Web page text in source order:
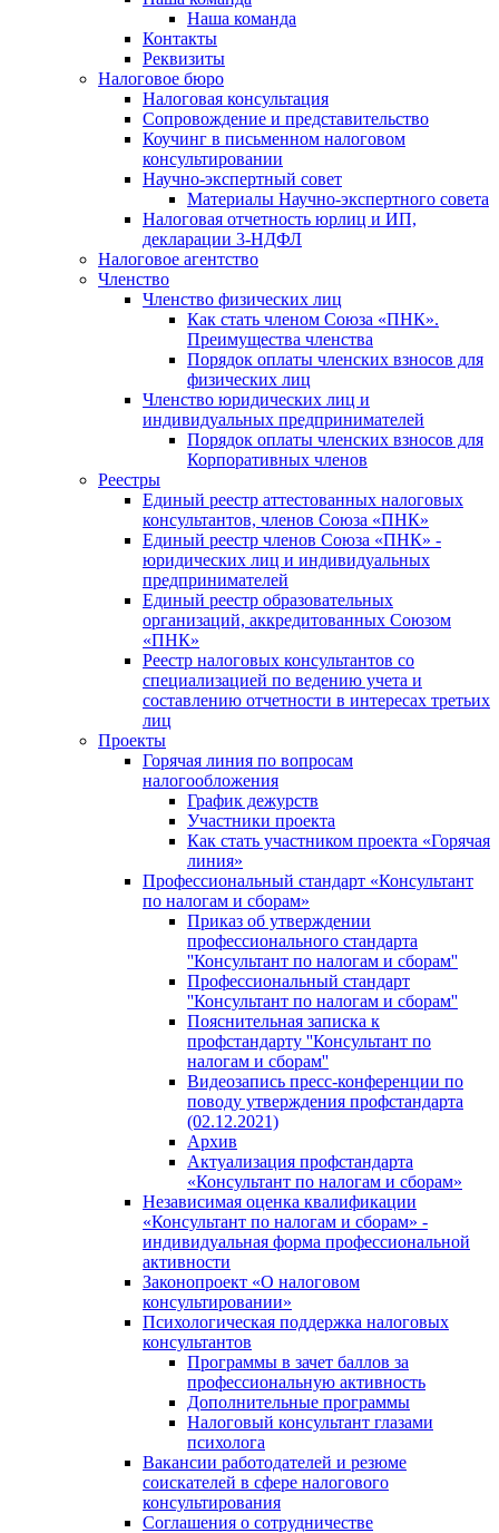
Наша команда
Контакты
Реквизиты
Налоговое бюро
Налоговая консультация
Cопровождение и представительство
Коучинг в письменном налоговом
консультировании
Научно-экспертный совет
Материалы Научно-экспертного совета
Налоговая отчетность юрлиц и ИП,
декларации 3-НДФЛ
Налоговое агентство
Членство
Членство физических лиц
Как стать членом Союза «ПНК».
Преимущества членства
Порядок оплаты членских взносов для
физических лиц
Членство юридических лиц и
индивидуальных предпринимателей
Порядок оплаты членских взносов для
Корпоративных членов
Реестры
Единый реестр аттестованных налоговых
консультантов, членов Союза «ПНК»
Единый реестр членов Союза «ПНК» -
юридических лиц и индивидуальных
предпринимателей
Единый реестр образовательных
организаций, аккредитованных Союзом
«ПНК»
Реестр налоговых консультантов со
специализацией по ведению учета и
составлению отчетности в интересах третьих
лиц
Проекты
Горячая линия по вопросам
налогообложения
График дежурств
Участники проекта
Как стать участником проекта «Горячая
линия»
Профессиональный стандарт «Консультант
по налогам и сборам»
Приказ об утверждении
профессионального стандарта
''Консультант по налогам и сборам''
Профессиональный стандарт
''Консультант по налогам и сборам''
Пояснительная записка к
профстандарту ''Консультант по
налогам и сборам''
Видеозапись пресс-конференции по
поводу утверждения профстандарта
(02.12.2021)
Архив
Актуализация профстандарта
«Консультант по налогам и сборам»
Независимая оценка квалификации
«Консультант по налогам и сборам» -
индивидуальная форма профессиональной
активности
Законопроект «О налоговом
консультировании»
Психологическая поддержка налоговых
консультантов
Программы в зачет баллов за
профессиональную активность
Дополнительные программы
Налоговый консультант глазами
психолога
Вакансии работодателей и резюме
соискателей в сфере налогового
консультирования
Соглашения о сотрудничестве